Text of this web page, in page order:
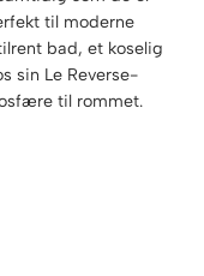
til moderne
bad, et koselig
sin Le Reverse-
til rommet.